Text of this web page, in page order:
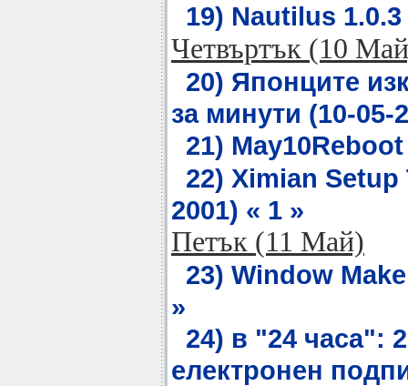
19) Nautilus 1.0.3
Четвъртък (10
20) Японците
за минути (10-05-
21)
22) Ximian Setup
2001) « 1 »
Петък (11 Май)
23) Window
»
24) в "24 часа":
електронен